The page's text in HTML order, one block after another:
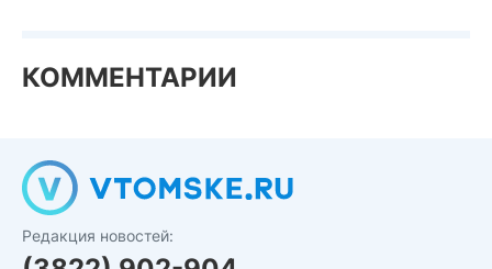
КОММЕНТАРИИ
Редакция новостей: